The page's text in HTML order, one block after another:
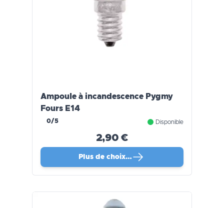
Ampoule à incandescence Pygmy
Fours E14
0/5 Disponible
2,90 €
Plus de choix…